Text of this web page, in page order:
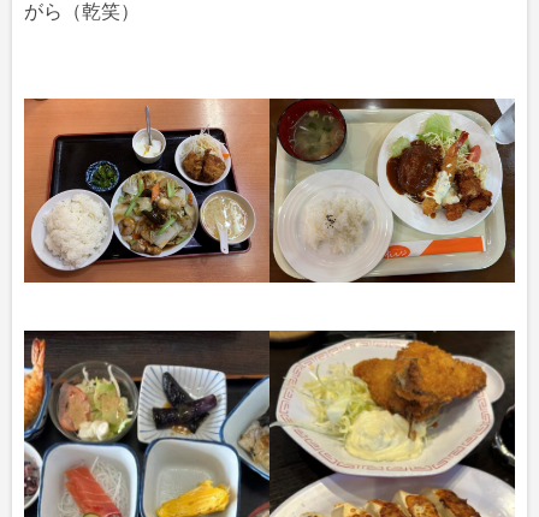
がら（乾笑）